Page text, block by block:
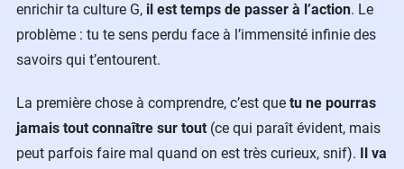
enrichir ta culture G, il est temps de passer à l’action. Le
problème : tu te sens perdu face à l’immensité infinie des
savoirs qui t’entourent.
La première chose à comprendre, c’est que tu ne pourras
jamais tout connaître sur tout (ce qui paraît évident, mais
peut parfois faire mal quand on est très curieux, snif). Il va